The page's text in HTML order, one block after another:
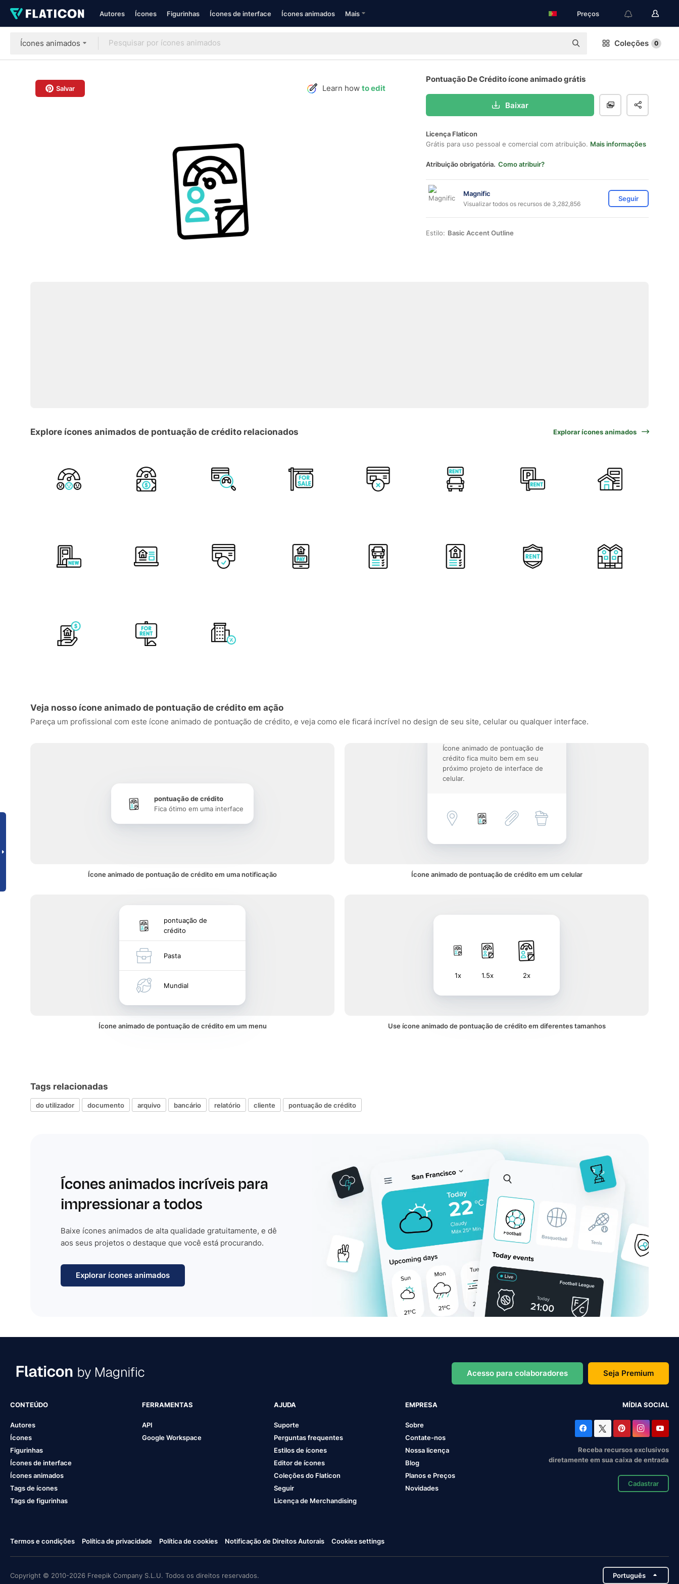
Autores Ícones Figurinhas Ícones de interface Ícones animados Mais Preços
Ícones animados Coleções 0
Salvar Learn how to edit
Pontuação De Crédito ícone animado grátis
Baixar
Licença Flaticon
Grátis para uso pessoal e comercial com atribuição. Mais informações
Atribuição obrigatória. Como atribuir?
Magnific
Visualizar todos os recursos de 3,282,856
Seguir
Estilo: Basic Accent Outline
Explore ícones animados de pontuação de crédito relacionados Explorar ícones animados
Veja nosso ícone animado de pontuação de crédito em ação
Pareça um profissional com este ícone animado de pontuação de crédito, e veja como ele ficará incrível no design de seu site, celular ou qualquer interface.
pontuação de crédito
Fica ótimo em uma interface
Ícone animado de pontuação de crédito em uma notificação
Ícone animado de pontuação de
crédito fica muito bem em seu
próximo projeto de interface de
celular.
Ícone animado de pontuação de crédito em um celular
pontuação de
crédito
Pasta
Mundial
Ícone animado de pontuação de crédito em um menu
1x 1.5x 2x
Use ícone animado de pontuação de crédito em diferentes tamanhos
Tags relacionadas
do utilizador documento arquivo bancário relatório cliente pontuação de crédito
Ícones animados incríveis para
impressionar a todos
Baixe ícones animados de alta qualidade gratuitamente, e dê
aos seus projetos o destaque que você está procurando.
Explorar ícones animados
Acesso para colaboradores Seja Premium
CONTEÚDO
Autores
Ícones
Figurinhas
Ícones de interface
Ícones animados
Tags de ícones
Tags de figurinhas
FERRAMENTAS
API
Google Workspace
AJUDA
Suporte
Perguntas frequentes
Estilos de ícones
Editor de ícones
Coleções do Flaticon
Seguir
Licença de Merchandising
EMPRESA
Sobre
Contate-nos
Nossa licença
Blog
Planos e Preços
Novidades
MÍDIA SOCIAL
Receba recursos exclusivos
diretamente em sua caixa de entrada
Cadastrar
Termos e condições Política de privacidade Política de cookies Notificação de Direitos Autorais Cookies settings
Copyright © 2010-2026 Freepik Company S.L.U. Todos os direitos reservados. Português